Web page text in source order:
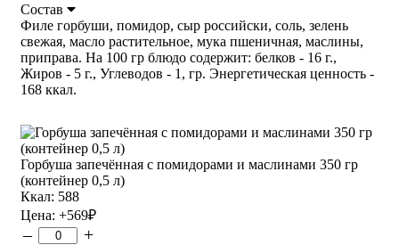
Состав
Филе горбуши, помидор, сыр российски, соль, зелень
свежая, масло растительное, мука пшеничная, маслины,
приправа. На 100 гр блюдо содержит: белков - 16 г.,
Жиров - 5 г., Углеводов - 1, гр. Энергетическая ценность -
168 ккал.
Горбуша запечённая с помидорами и маслинами 350 гр
(контейнер 0,5 л)
Ккал: 588
Цена: +569₽
– +